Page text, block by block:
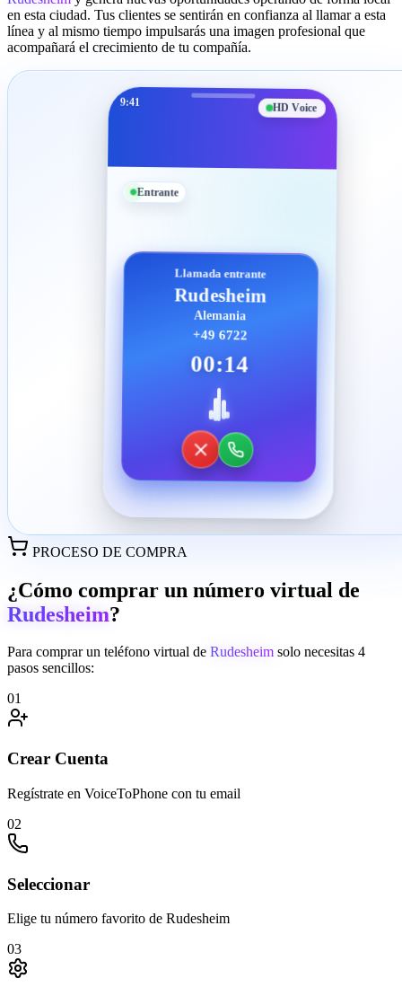
en esta ciudad. Tus clientes se sentirán en confianza al llamar a esta
línea y al mismo tiempo impulsarás una imagen profesional que
acompañará el crecimiento de tu compañía.
9:41 HD Voice
Entrante
Llamada entrante
Rudesheim
Alemania
+49 6722
00:14
PROCESO DE COMPRA
¿Cómo comprar un número virtual de
Rudesheim?
Para comprar un teléfono virtual de Rudesheim solo necesitas 4
pasos sencillos:
01
Crear Cuenta
Regístrate en VoiceToPhone con tu email
02
Seleccionar
Elige tu número favorito de Rudesheim
03